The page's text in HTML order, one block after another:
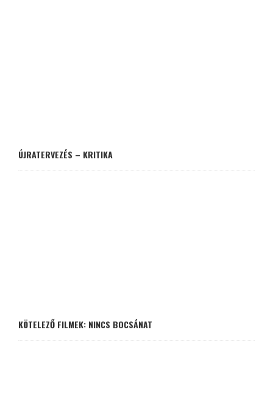
ÚJRATERVEZÉS – KRITIKA
KÖTELEZŐ FILMEK: NINCS BOCSÁNAT